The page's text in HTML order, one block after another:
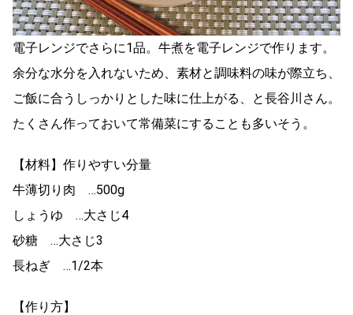
電子レンジでさらに1品。牛煮を電子レンジで作ります。
余分な水分を入れないため、素材と調味料の味が際立ち、
ご飯に合うしっかりとした味に仕上がる、と長谷川さん。
たくさん作っておいて常備菜にすることも多いそう。
【材料】作りやすい分量
牛薄切り肉 …500g
しょうゆ …大さじ4
砂糖 …大さじ3
長ねぎ …1/2本
【作り方】